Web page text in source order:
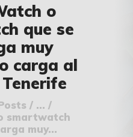
o
que se
muy
carga al
...
smartwatch
muy...